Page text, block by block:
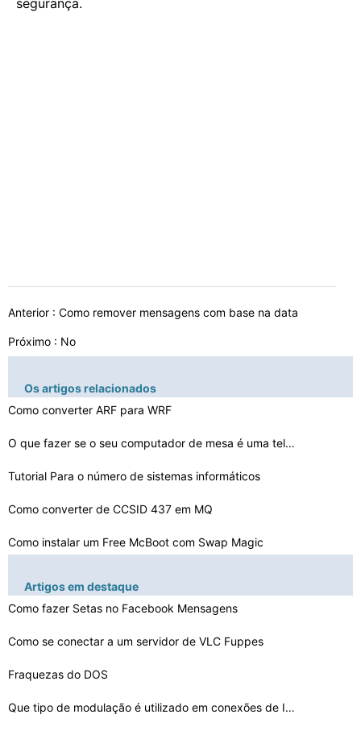
segurança.
Anterior : Como remover mensagens com base na data
Próximo : No
Os artigos relacionados
Como converter ARF para WRF
O que fazer se o seu computador de mesa é uma tela pre…
Tutorial Para o número de sistemas informáticos
Como converter de CCSID 437 em MQ
Como instalar um Free McBoot com Swap Magic
O que é uma CP /M
Como repetir um comando Tempo MS -DOS
Como criar seu próprio Avatar Maker
Artigos em destaque
Como fazer Setas no Facebook Mensagens
Como se conectar a um servidor de VLC Fuppes
Fraquezas do DOS
Que tipo de modulação é utilizado em conexões de In…